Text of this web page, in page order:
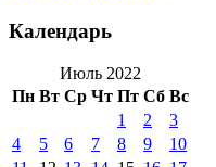
Календарь
Июль 2022
Пн Вт Ср Чт Пт Сб Вс
1 2
3
4
5 6 7 8 9
10